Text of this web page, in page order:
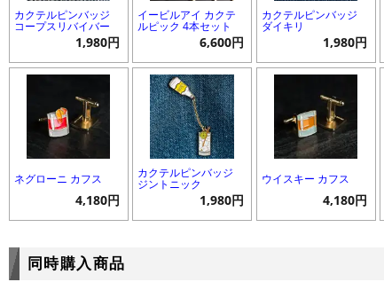
カクテルピンバッジ
コープスリバイバー
1,980円
イービルアイ カクテ
ルピック 4本セット
6,600円
カクテルピンバッジ
ダイキリ
1,980円
ネグローニ カフス
4,180円
カクテルピンバッジ
ジントニック
1,980円
ウイスキー カフス
4,180円
同時購入商品